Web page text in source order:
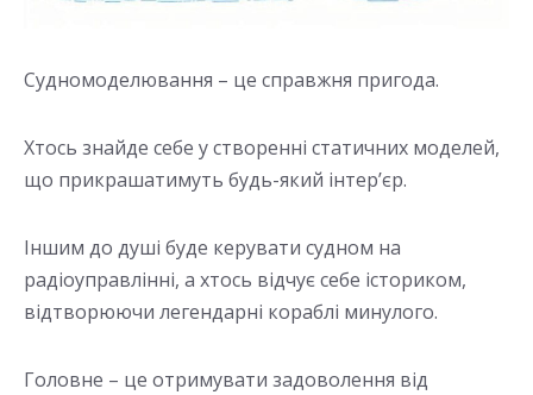
Судномоделювання – це справжня пригода.
Хтось знайде себе у створенні статичних моделей,
що прикрашатимуть будь-який інтер’єр.
Іншим до душі буде керувати судном на
радіоуправлінні, а хтось відчує себе істориком,
відтворюючи легендарні кораблі минулого.
Головне – це отримувати задоволення від